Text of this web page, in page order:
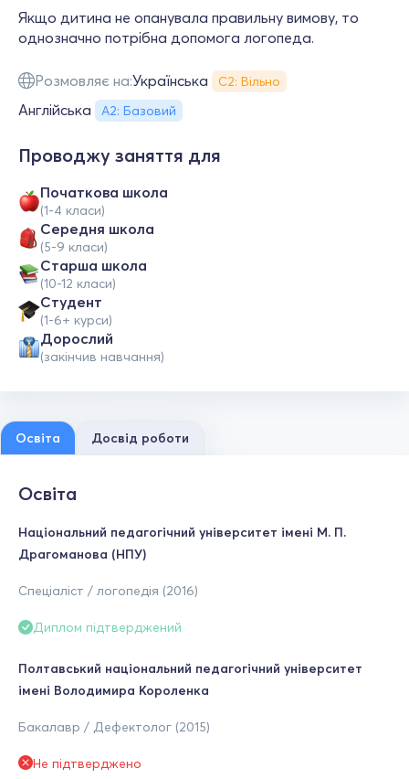
Якщо дитина не опанувала правильну вимову, то
однозначно потрібна допомога логопеда.
Розмовляє на:Українська С2: Вільно
Англійська А2: Базовий
Проводжу заняття для
Початкова школа
(1-4 класи)
Середня школа
(5-9 класи)
Старша школа
(10-12 класи)
Студент
(1-6+ курси)
Дорослий
(закінчив навчання)
Освіта Досвід роботи
Освіта
Національний педагогічний університет імені М. П.
Драгоманова (НПУ)
Спеціаліст / логопедія (2016)
Диплом підтверджений
Полтавський національний педагогічний університет
імені Володимира Короленка
Бакалавр / Дефектолог (2015)
Не підтверджено